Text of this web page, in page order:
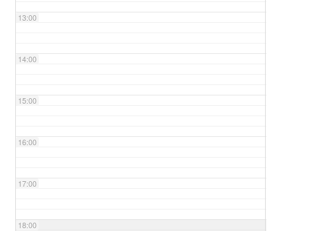
13:00
14:00
15:00
16:00
17:00
18:00